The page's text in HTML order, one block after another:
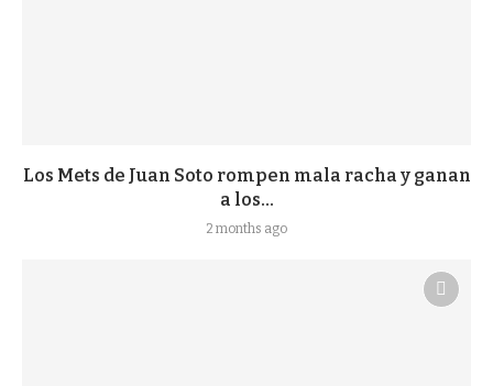
Los Mets de Juan Soto rompen mala racha y ganan
a los...
2 months ago